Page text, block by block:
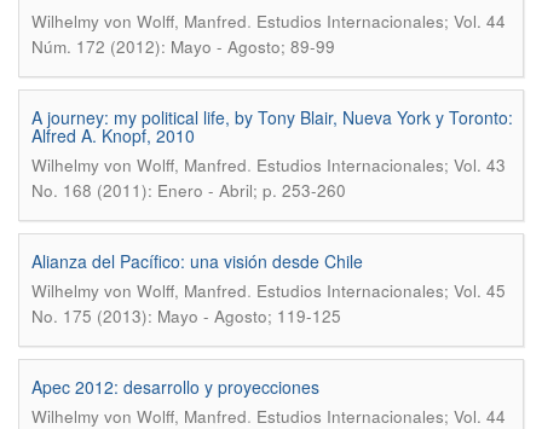
Wilhelmy von Wolff, Manfred. Estudios Internacionales; Vol. 44
Núm. 172 (2012): Mayo - Agosto; 89-99
A journey: my political life, by Tony Blair, Nueva York y Toronto:
Alfred A. Knopf, 2010
Wilhelmy von Wolff, Manfred. Estudios Internacionales; Vol. 43
No. 168 (2011): Enero - Abril; p. 253-260
Alianza del Pacífico: una visión desde Chile
Wilhelmy von Wolff, Manfred. Estudios Internacionales; Vol. 45
No. 175 (2013): Mayo - Agosto; 119-125
Apec 2012: desarrollo y proyecciones
Wilhelmy von Wolff, Manfred. Estudios Internacionales; Vol. 44